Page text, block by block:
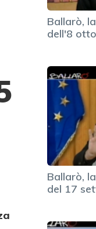
Ballarò,
dell'8
Ballarò,
del 17